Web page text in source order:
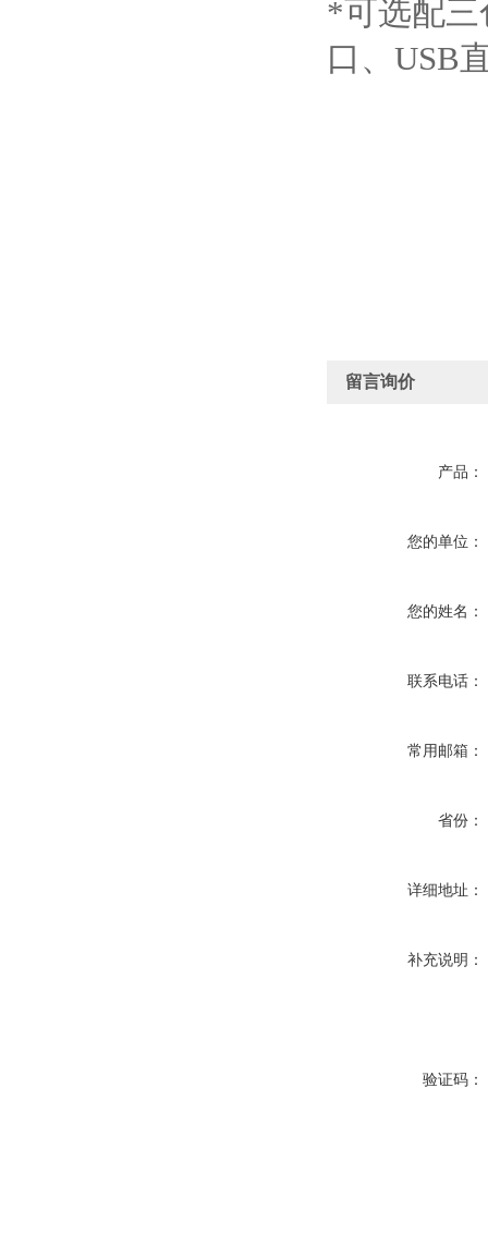
*可选配三
口、USB
留言询价
产品：
您的单位：
您的姓名：
联系电话：
常用邮箱：
省份：
详细地址：
补充说明：
验证码：